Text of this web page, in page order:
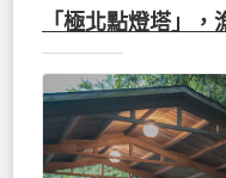
「極北點燈塔」